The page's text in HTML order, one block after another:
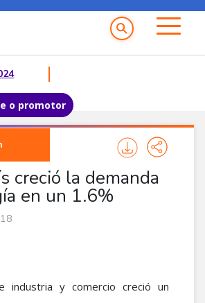
o promotor
Menu principal
creció la demanda
en un 1.6%
industria y comercio creció un